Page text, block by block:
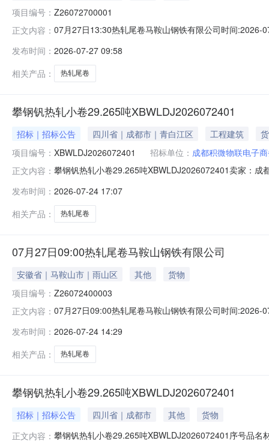
项目编号： Z26072700001
正文内容： 07月27日13:30热轧尾卷马鞍山钢铁有限公司时间
保证金：￥1,700.00元交易保证金：￥1,700.00元竞价
发布时间： 2026-07-27 09:58
相关产品：
热轧尾卷
攀钢钒热轧小卷29.265吨XBWLDJ2026072401
招标｜招标公告 四川省｜成都市｜青白江区 工程建筑
项目编号： XBWLDJ2026072401 招标单位： 成都积微物联电子
正文内容： 攀钢钒热轧小卷29.265吨XBWLDJ2026072401卖家：
轧烂(因非计划产品的特殊性，可能存在与描述不符或其
发布时间： 2026-07-24 17:07
相关产品：
热轧尾卷
07月27日09:00热轧尾卷马鞍山钢铁有限公司
安徽省｜马鞍山市｜雨山区 其他
货物
项目编号： Z26072400003
正文内容： 07月27日09:00热轧尾卷马鞍山钢铁有限公司时间
保证金：￥1,700.00元交易保证金：￥1,700.00元竞价
发布时间： 2026-07-24 14:29
相关产品：
热轧尾卷
攀钢钒热轧小卷29.265吨XBWLDJ2026072401
招标｜招标公告 四川省｜成都市 其他
货物
正文内容： 攀钢钒热轧小卷29.265吨XBWLDJ2026072401序号品